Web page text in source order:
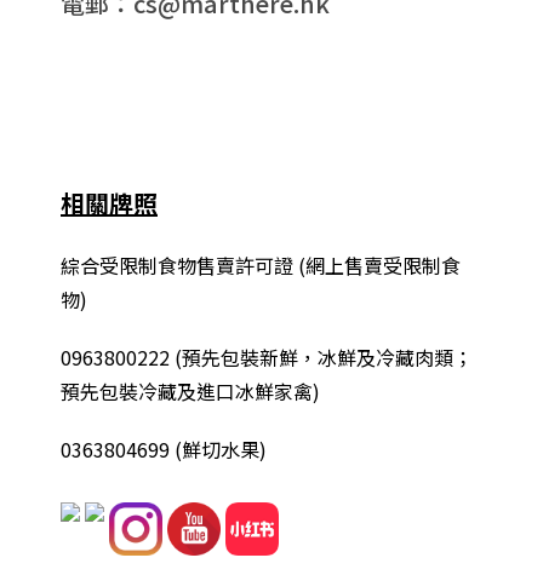
相關牌照
綜合受限制食物售賣許可證 (網上售賣受限制食
物)
0963800222 (預先包裝新鮮，冰鮮及冷藏肉類；
預先包裝冷藏及進口冰鮮家禽)
0363804699 (鮮切水果)